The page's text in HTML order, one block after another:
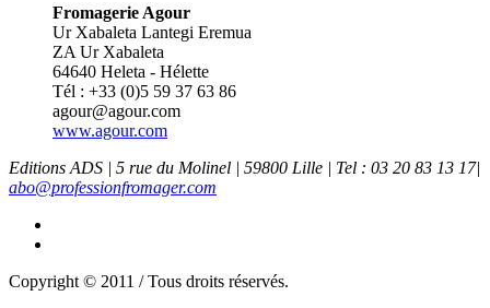
Fromagerie Agour
Ur Xabaleta Lantegi Eremua
ZA Ur Xabaleta
64640 Heleta - Hélette
Tél : +33 (0)5 59 37 63 86
agour@agour.com
www.agour.com
Editions ADS | 5 rue du Molinel | 59800 Lille | Tel : 03 20 83 13 17|
abo@professionfromager.com
Copyright © 2011 / Tous droits réservés.